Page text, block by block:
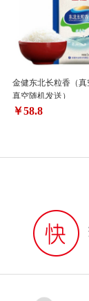
金健东北长粒香（
真空随机发送）
￥58.8